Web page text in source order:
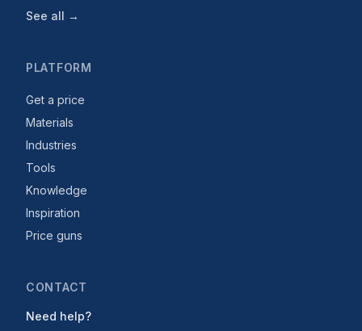
See all →
PLATFORM
Get a price
Materials
Industries
Tools
Knowledge
Inspiration
Price guns
CONTACT
Need help?